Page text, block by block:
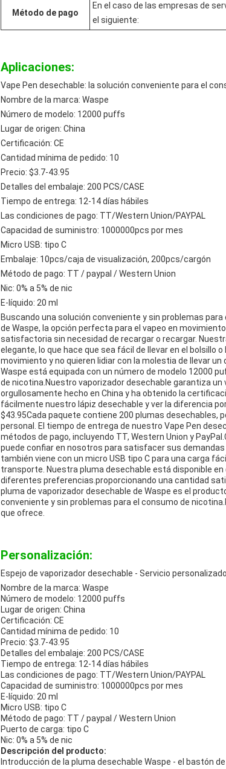
Método de pago
En el caso de las empresas de
el siguiente:
Aplicaciones:
Vape Pen desechable: la solución conveniente para el
Nombre de la marca: Waspe
Número de modelo: 12000 puffs
Lugar de origen: China
Certificación: CE
Cantidad mínima de pedido: 10
Precio: $3.7-43.95
Detalles del embalaje: 200 PCS/CASE
Tiempo de entrega: 12-14 días hábiles
Las condiciones de pago: TT/Western Union/PAYPAL
Capacidad de suministro: 1000000pcs por mes
Micro USB: tipo C
Embalaje: 10pcs/caja de visualización, 200pcs/cargón
Método de pago: TT / paypal / Western Union
Nic: 0% a 5% de nic
E-líquido: 20 ml
Buscando una solución conveniente y sin problemas
de Waspe, la opción perfecta para el vapeo en
satisfactoria sin necesidad de recargar o recargar.
elegante, lo que hace que sea fácil de llevar en el bolsillo
movimiento y no quieren lidiar con la molestia de llevar
Waspe está equipada con un número de modelo 12000
de nicotina.Nuestro vaporizador desechable garantiza
orgullosamente hecho en China y ha obtenido la
fácilmente nuestro lápiz desechable y ver la diferencia
$43.95Cada paquete contiene 200 plumas
personal. El tiempo de entrega de nuestro Vape Pen
métodos de pago, incluyendo TT, Western Union y
puede confiar en nosotros para satisfacer sus demandas
también viene con un micro USB tipo C para una carga
transporte. Nuestra pluma desechable está disponible
diferentes preferencias.proporcionando una cantidad
pluma de vaporizador desechable de Waspe es el
conveniente y sin problemas para el consumo de
que ofrece.
Personalización:
Espejo de vaporizador desechable - Servicio personalizado
Nombre de la marca: Waspe
Número de modelo: 12000 puffs
Lugar de origen: China
Certificación: CE
Cantidad mínima de pedido: 10
Precio: $3.7-43.95
Detalles del embalaje: 200 PCS/CASE
Tiempo de entrega: 12-14 días hábiles
Las condiciones de pago: TT/Western Union/PAYPAL
Capacidad de suministro: 1000000pcs por mes
E-líquido: 20 ml
Micro USB: tipo C
Método de pago: TT / paypal / Western Union
Puerto de carga: tipo C
Nic: 0% a 5% de nic
Descripción del producto:
Introducción de la pluma desechable Waspe - el bastón